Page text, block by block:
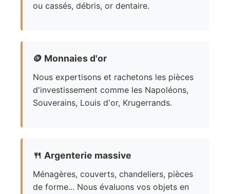
ou cassés, débris, or dentaire.
🪙 Monnaies d'or
Nous expertisons et rachetons les pièces
d'investissement comme les Napoléons,
Souverains, Louis d'or, Krugerrands.
🍴 Argenterie massive
Ménagères, couverts, chandeliers, pièces
de forme... Nous évaluons vos objets en